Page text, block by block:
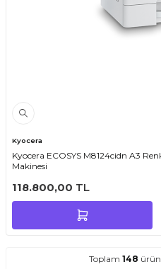
Kyocera
Kyocera ECOSYS M8124cidn A3
Makinesi
118.800,00 TL
Toplam 148